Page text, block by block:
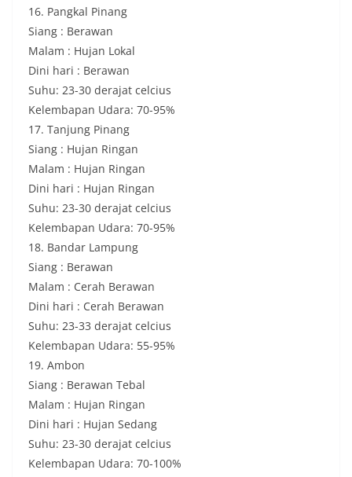
16. Pangkal Pinang
Siang : Berawan
Malam : Hujan Lokal
Dini hari : Berawan
Suhu: 23-30 derajat celcius
Kelembapan Udara: 70-95%
17. Tanjung Pinang
Siang : Hujan Ringan
Malam : Hujan Ringan
Dini hari : Hujan Ringan
Suhu: 23-30 derajat celcius
Kelembapan Udara: 70-95%
18. Bandar Lampung
Siang : Berawan
Malam : Cerah Berawan
Dini hari : Cerah Berawan
Suhu: 23-33 derajat celcius
Kelembapan Udara: 55-95%
19. Ambon
Siang : Berawan Tebal
Malam : Hujan Ringan
Dini hari : Hujan Sedang
Suhu: 23-30 derajat celcius
Kelembapan Udara: 70-100%